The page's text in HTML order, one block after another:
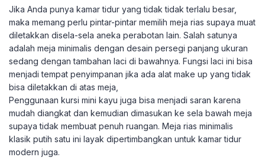
Jika Anda punya kamar tidur yang tidak tidak terlalu besar,
maka memang perlu pintar-pintar memilih meja rias supaya muat
diletakkan disela-sela aneka perabotan lain. Salah satunya
adalah meja minimalis dengan desain persegi panjang ukuran
sedang dengan tambahan laci di bawahnya. Fungsi laci ini bisa
menjadi tempat penyimpanan jika ada alat make up yang tidak
bisa diletakkan di atas meja,
Penggunaan kursi mini kayu juga bisa menjadi saran karena
mudah diangkat dan kemudian dimasukan ke sela bawah meja
supaya tidak membuat penuh ruangan. Meja rias minimalis
klasik putih satu ini layak dipertimbangkan untuk kamar tidur
modern juga.